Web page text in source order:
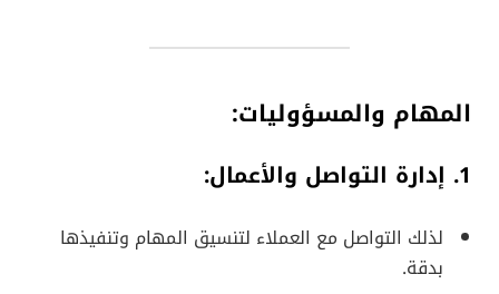
المهام والمسؤوليات:
1. إدارة التواصل والأعمال:
لذلك التواصل مع العملاء لتنسيق المهام وتنفيذها
بدقة.